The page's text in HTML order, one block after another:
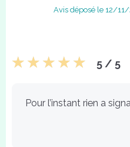
Avis déposé le 12/
5 / 5
Pour l’instant rien a